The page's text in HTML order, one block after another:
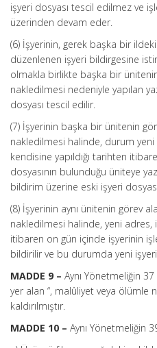
işyeri dosyası tescil edilmez ve
üzerinden devam eder.
(6) İşyerinin, gerek başka bir
düzenlenen işyeri bildirgesine
olmakla birlikte başka bir
nakledilmesi nedeniyle yapılan
dosyası tescil edilir.
(7) İşyerinin başka bir ünitenin
nakledilmesi halinde, durum
kendisine yapıldığı tarihten
dosyasının bulunduğu üniteye
bildirim üzerine eski işyeri
(8) İşyerinin aynı ünitenin görev
nakledilmesi halinde, yeni
itibaren on gün içinde işyerinin
bildirilir ve bu durumda yeni
MADDE 9 – Aynı Yönetmeliğin
yer alan “, malûliyet veya ölümle
kaldırılmıştır.
MADDE 10 – Aynı Yönetmeliğin